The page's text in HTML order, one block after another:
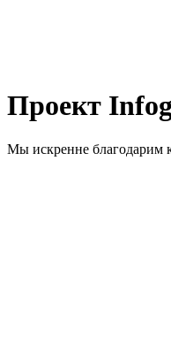
Проект
Мы искренне благодарим